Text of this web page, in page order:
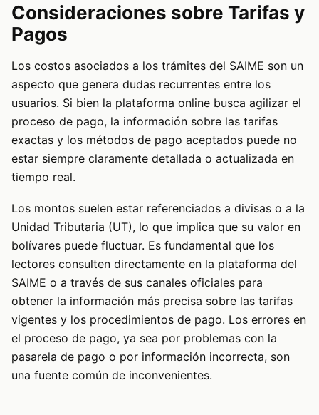
Consideraciones sobre Tarifas y
Pagos
Los costos asociados a los trámites del SAIME son un
aspecto que genera dudas recurrentes entre los
usuarios. Si bien la plataforma online busca agilizar el
proceso de pago, la información sobre las tarifas
exactas y los métodos de pago aceptados puede no
estar siempre claramente detallada o actualizada en
tiempo real.
Los montos suelen estar referenciados a divisas o a la
Unidad Tributaria (UT), lo que implica que su valor en
bolívares puede fluctuar. Es fundamental que los
lectores consulten directamente en la plataforma del
SAIME o a través de sus canales oficiales para
obtener la información más precisa sobre las tarifas
vigentes y los procedimientos de pago. Los errores en
el proceso de pago, ya sea por problemas con la
pasarela de pago o por información incorrecta, son
una fuente común de inconvenientes.